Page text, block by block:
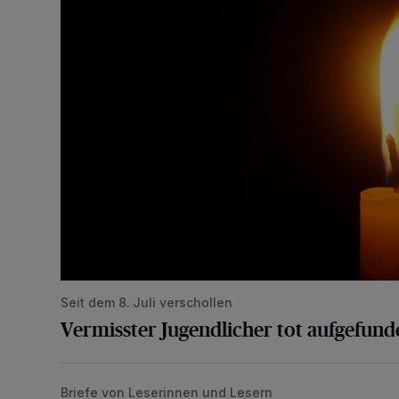
Seit dem 8. Juli verschollen
Vermisster Jugendlicher tot
„Stoßdämpfertest mit Unterbodenbehandlung“
Briefe von Leserinnen und Lesern